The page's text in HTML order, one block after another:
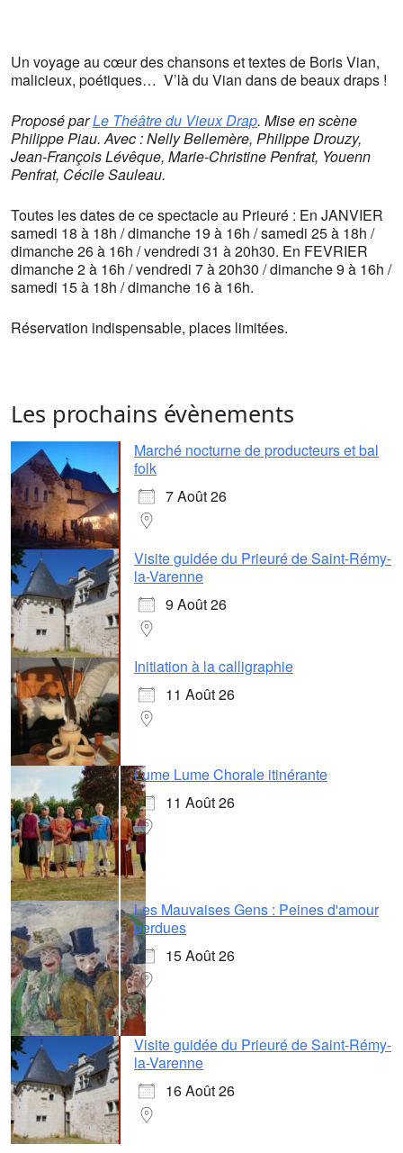
Un voyage au cœur des chansons et textes de Boris Vian,
malicieux, poétiques… V’là du Vian dans de beaux draps !
Proposé parLe Théâtre du Vieux Drap. Mise en scène
Philippe Piau. Avec : Nelly Bellemère, Philippe Drouzy,
Jean-François Lévêque, Marie-Christine Penfrat, Youenn
Penfrat, Cécile Sauleau.
Toutes les dates de ce spectacle au Prieuré : En JANVIER
samedi 18 à 18h / dimanche 19 à 16h / samedi 25 à 18h /
dimanche 26 à 16h / vendredi 31 à 20h30. En FEVRIER
dimanche 2 à 16h / vendredi 7 à 20h30 / dimanche 9 à 16h /
samedi 15 à 18h / dimanche 16 à 16h.
Réservation indispensable, places limitées.
Les prochains évènements
Marché nocturne de producteurs et bal
folk
7 Août 26
Visite guidée du Prieuré de Saint-Rémy-
la-Varenne
9 Août 26
Initiation à la calligraphie
11 Août 26
Lume Lume Chorale itinérante
11 Août 26
Les Mauvaises Gens : Peines d'amour
perdues
15 Août 26
Visite guidée du Prieuré de Saint-Rémy-
la-Varenne
16 Août 26